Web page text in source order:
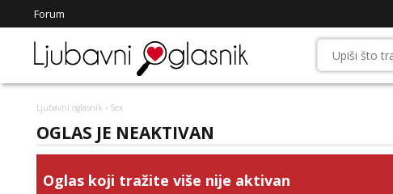
Forum
Ljubavni oglasnik › Sex
OGLAS JE NEAKTIVAN
Oglas koji tražite više nije aktivan